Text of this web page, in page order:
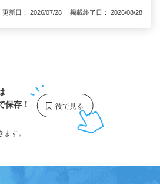
更新日： 2026/07/28 掲載終了日： 2026/08/28
保存！
す。